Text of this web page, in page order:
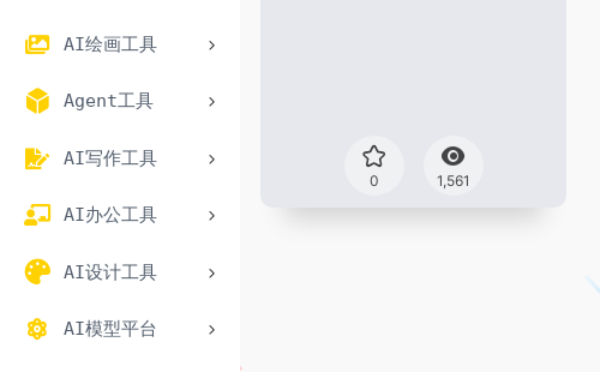
AI绘画工具
Agent工具
AI写作工具
AI办公工具
AI设计工具
AI模型平台
0 1,561